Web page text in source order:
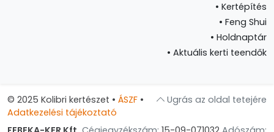
• Kertépítés
• Feng Shui
• Holdnaptár
• Aktuális kerti teendők
Ugrás az oldal tetejére
© 2025 Kolibri kertészet • ÁSZF •
Adatkezelési tájékoztató